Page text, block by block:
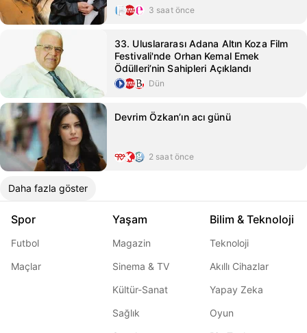
3 saat önce
33. Uluslararası Adana Altın Koza Film
Festivali'nde Orhan Kemal Emek
Ödülleri’nin Sahipleri Açıklandı
Dün
Devrim Özkan’ın acı günü
2 saat önce
Daha fazla göster
Spor
Futbol
Maçlar
Yaşam
Magazin
Sinema & TV
Kültür-Sanat
Sağlık
Bilim & Teknoloji
Teknoloji
Akıllı Cihazlar
Yapay Zeka
Oyun